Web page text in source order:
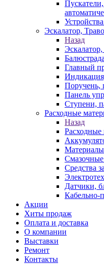
Эскалатор,
Назад
Главный
Поручень,
Панель
Ступени,
Расходные
Назад
Расходные
Смазочные
Средства
Датчики,
Кабельно-
Акции
Хиты продаж
Оплата и доставка
О компании
Выставки
Ремонт
Контакты